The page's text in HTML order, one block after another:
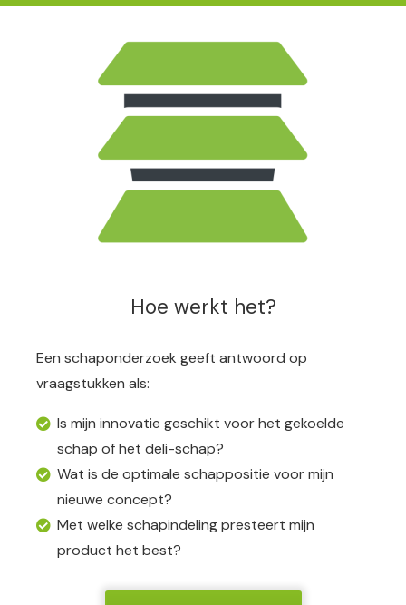
Hoe werkt het?
Een schaponderzoek geeft antwoord op
vraagstukken als:
Is mijn innovatie geschikt voor het gekoelde
schap of het deli-schap?
Wat is de optimale schappositie voor mijn
nieuwe concept?
Met welke schapindeling presteert mijn
product het best?